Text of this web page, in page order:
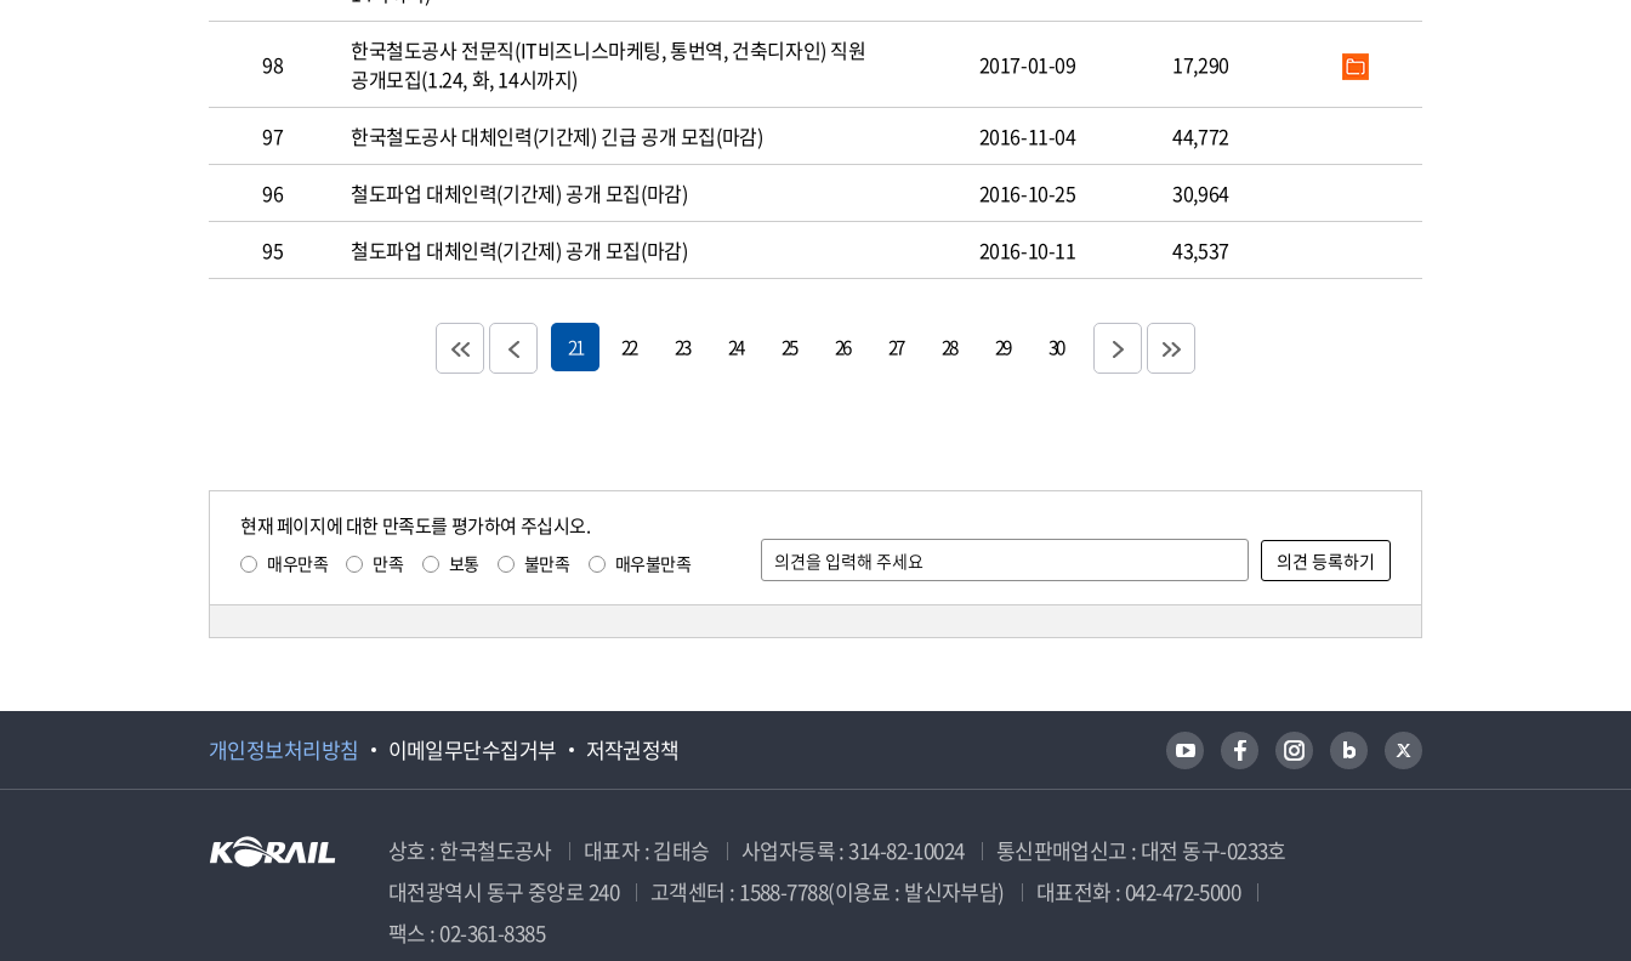
98
한국철도공사 전문직(IT비즈니스마케팅, 통번역, 건축디자인) 직원
공개모집(1.24, 화, 14시까지)
2017-01-09 17,290
97 한국철도공사 대체인력(기간제) 긴급 공개 모집(마감) 2016-11-04
44,772
96
철도파업 대체인력(기간제) 공개 모집(마감) 2016-10-25
30,964
95
철도파업 대체인력(기간제) 공개 모집(마감) 2016-10-11 43,537
21 22 23 24 25 26 27 28 29 30
현재 페이지에 대한 만족도를 평가하여 주십시오.
매우만족 만족 보통 불만족 매우불만족
개인정보처리방침 이메일무단수집거부 저작권정책
상호 : 한국철도공사 대표자 : 김태승 사업자등록 : 314-82-10024
통신판매업신고 : 대전 동구-0233호
대전광역시 동구 중앙로 240
고객센터 : 1588-7788(이용료 : 발신자부담)
대표전화 : 042-472-5000
팩스 : 02-361-8385